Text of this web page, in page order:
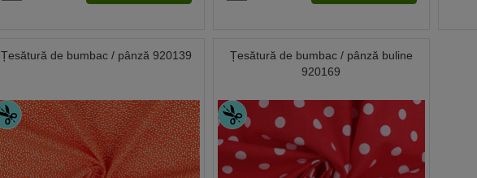
Țesătură de bumbac / pânză 920139
Țesătură de bumbac / pânză buline
920169